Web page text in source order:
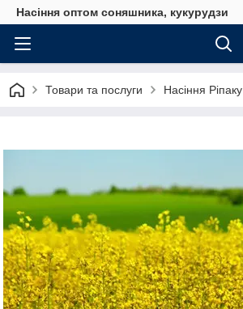
Насіння оптом соняшника, кукурудзи
Товари та послуги Насіння Ріпаку